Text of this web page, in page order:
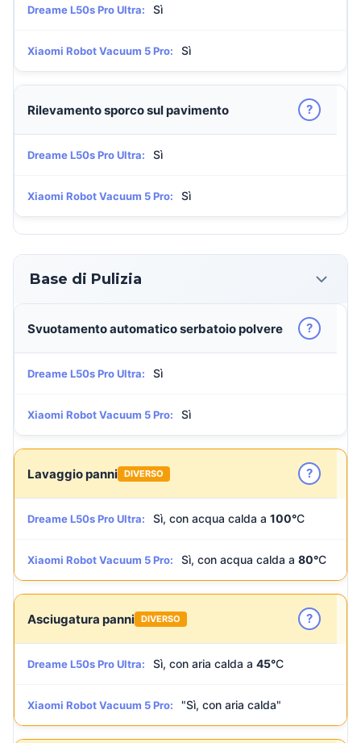
Dreame L50s Pro Ultra: Sì
Xiaomi Robot Vacuum 5 Pro: Sì
Rilevamento sporco sul pavimento ?
Dreame L50s Pro Ultra: Sì
Xiaomi Robot Vacuum 5 Pro: Sì
Base di Pulizia
Svuotamento automatico serbatoio polvere ?
Dreame L50s Pro Ultra: Sì
Xiaomi Robot Vacuum 5 Pro: Sì
Lavaggio panni DIVERSO ?
Dreame L50s Pro Ultra: Sì, con acqua calda a 100°C
Xiaomi Robot Vacuum 5 Pro: Sì, con acqua calda a 80°C
Asciugatura panni DIVERSO ?
Dreame L50s Pro Ultra: Sì, con aria calda a 45°C
Xiaomi Robot Vacuum 5 Pro: "Sì, con aria calda"